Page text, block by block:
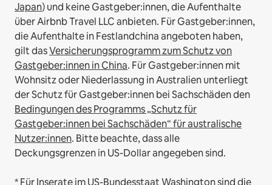
Japan) und keine Gastgeber:innen, die Aufenthalte
über Airbnb Travel LLC anbieten. Für Gastgeber:innen,
die Aufenthalte in Festlandchina angeboten haben,
gilt dasVersicherungsprogramm zum Schutz von
Gastgeber:innen in China. Für Gastgeber:innen mit
Wohnsitz oder Niederlassung in Australien unterliegt
der Schutz für Gastgeber:innen bei Sachschäden den
Bedingungen des Programms „Schutz für
Gastgeber:innen bei Sachschäden“ für australische
Nutzer:innen. Bitte beachte, dass alle
Deckungsgrenzen in US-Dollar angegeben sind.